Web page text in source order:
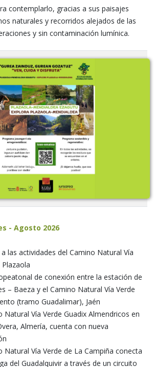
contemplarlo, gracias a sus paisajes
naturales y recorridos alejados de las
y sin contaminación lumínica.
- Agosto 2026
las actividades del Camino Natural Vía
de conexión entre la estación de
– Baeza y el Camino Natural Vía Verde
(tramo Guadalimar), Jaén
Natural Vía Verde Guadix Almendricos en
Almería, cuenta con nueva
Natural Vía Verde de La Campiña conecta
del Guadalquivir a través de un circuito